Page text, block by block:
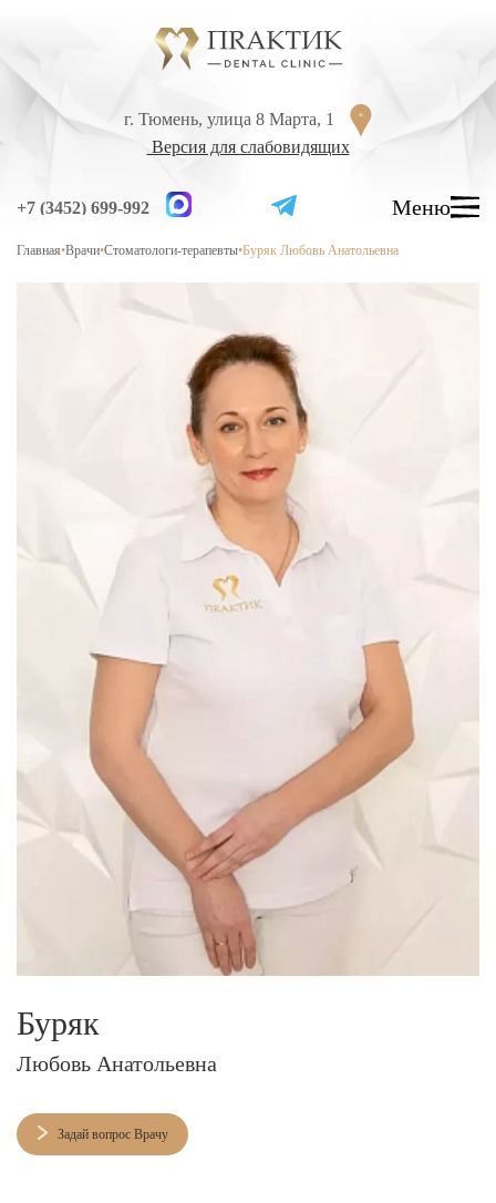
г. Тюмень, улица 8 Марта, 1
Версия для слабовидящих
+7 (3452) 699-992 Меню
Главная•Врачи•Стоматологи-терапевты•Буряк Любовь Анатольевна
г. Тюмень, улица 8 Марта, 1
Версия для слабовидящих
+7 (3452) 699-992 Меню
УСЛУГИ
Лечение высокой чувствительности зубов
Лечение пульпита и периодонтита
Лечение пародонтита
ИСПРАВЛЕНИЕ ПРИКУСА
Металлические брекеты
Установка брекетов
Элайнеры ClearCorrect
Трейнеры и пластинки
Ортодонтия
ЛЕЧЕНИЕ ЗУБОВ ПОД НАРКОЗОМ
Буряк
Любовь Анатольевна
Задай вопрос Врачу